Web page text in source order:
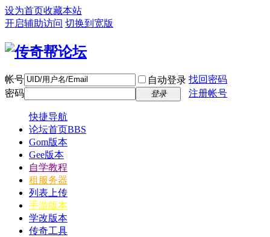
设为首页收藏本站
开启辅助访问 切换到宽版
帐号 自动登录 找回密码
密码
登录 注册帐号
快捷导航
论坛首页BBS
Gom版本
Gee版本
自学教程
租服务器
列表上传
手游版本
学改版本
传奇工具